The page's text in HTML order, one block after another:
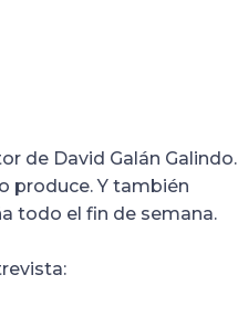
de David Galán Galindo.
produce. Y también
todo el fin de semana.